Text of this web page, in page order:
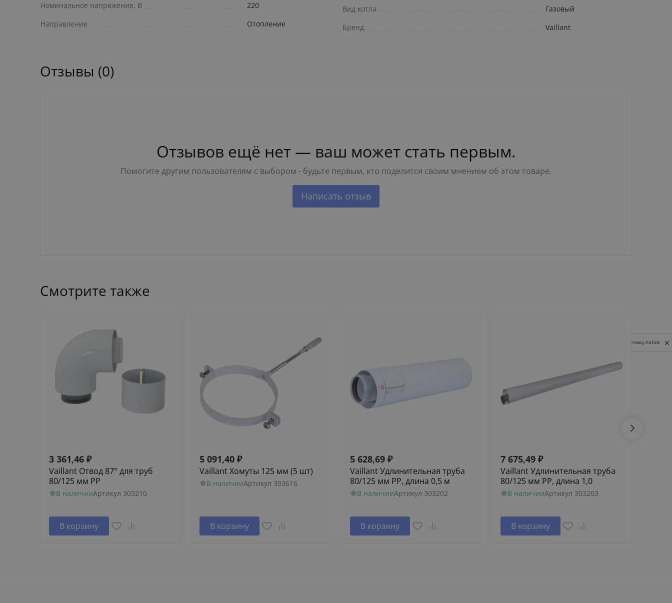
Номинальное напряжение, В
220
Направление
Отопление
Вид котла
Газовый
Бренд
Vaillant
Отзывы (0)
Отзывов ещё нет — ваш может стать первым.
Помогите другим пользователям с выбором - будьте первым, кто поделится своим мнением об этом товаре.
Написать отзыв
Смотрите также
3 361,46 ₽
Vaillant Отвод 87° для труб
80/125 мм PP
В наличииАртикул 303210
В корзину
5 091,40 ₽
Vaillant Хомуты 125 мм (5 шт)
В наличииАртикул 303616
В корзину
5 628,69 ₽
Vaillant Удлинительная труба
80/125 мм PP, длина 0,5 м
В наличииАртикул 303202
В корзину
7 675,49 ₽
Vaillant Удлинительная труба
80/125 мм PP, длина 1,0
В наличииАртикул 303203
В корзину
Privacy notice